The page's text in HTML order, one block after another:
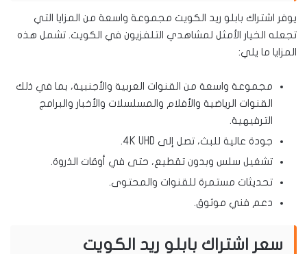
يوفر اشتراك بابلو ريد الكويت مجموعة واسعة من المزايا التي
تجعله الخيار الأمثل لمشاهدي التلفزيون في الكويت. تشمل هذه
المزايا ما يلي:
مجموعة واسعة من القنوات العربية والأجنبية، بما في ذلك
القنوات الرياضية والأفلام والمسلسلات والأخبار والبرامج
الترفيهية.
جودة عالية للبث، تصل إلى 4K UHD.
تشغيل سلس وبدون تقطيع، حتى في أوقات الذروة.
تحديثات مستمرة للقنوات والمحتوى.
دعم فني موثوق.
سعر اشتراك بابلو ريد الكويت